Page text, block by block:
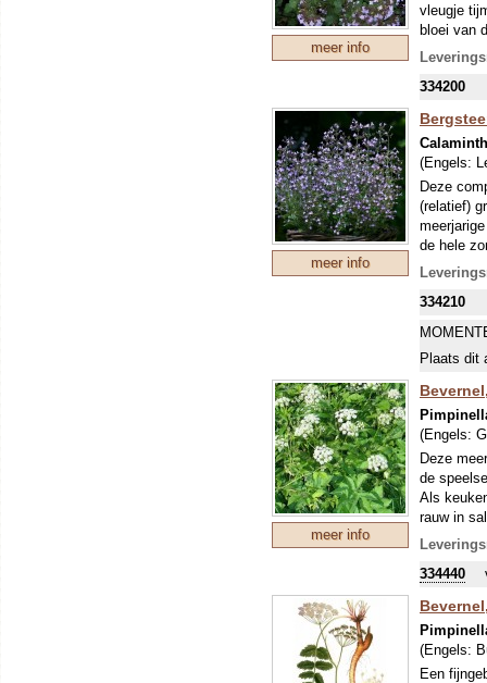
meer info
vleugje
bloei van
direct
salades,
plaats,
334200
meer info
(Engels:
Deze
(relatief)
de hele
trekt
een
De
De jury
groeiwijze
winnaar.
334210
Plaats dit
meer info
(Engels:
Deze
de
Als
rauw in
een
334440
(Engels:
Een